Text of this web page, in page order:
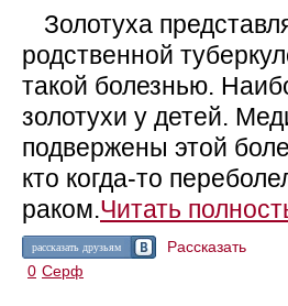
Золотуха
родственной
такой болезнью.
золотухи у детей.
подвержены этой
кто когда-то
раком.Читать
рассказать друзьям Рассказать
0 Серф